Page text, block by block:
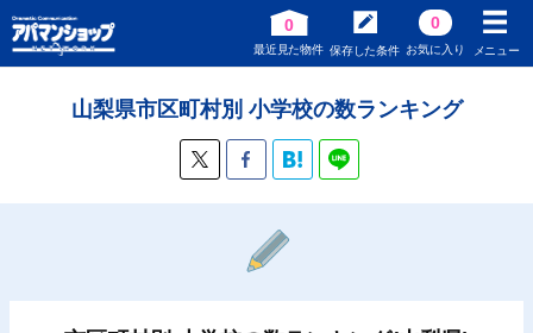
0
最近見た物件 保存した条件
0
お気に入り メニュー
山梨県市区町村別 小学校の数ランキング